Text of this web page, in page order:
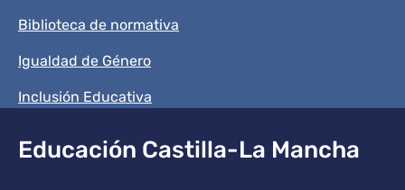
Biblioteca de normativa
Igualdad de Género
Inclusión Educativa
Educación Castilla-La Mancha